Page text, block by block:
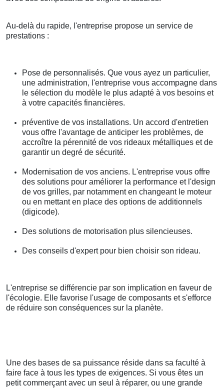
Au-delà du rapide, l'entreprise propose un service de
prestations :
Pose de personnalisés. Que vous ayez un particulier,
une administration, l'entreprise vous accompagne dans
le sélection du modèle le plus adapté à vos besoins et
à votre capacités financières.
préventive de vos installations. Un accord d'entretien
vous offre l'avantage de anticiper les problèmes, de
accroître la pérennité de vos rideaux métalliques et de
garantir un degré de sécurité.
Modernisation de vos anciens. L'entreprise vous offre
des solutions pour améliorer la performance et l'design
de vos grilles, par notamment en changeant le moteur
ou en mettant en place des options de additionnels
(digicode).
Des solutions de motorisation plus silencieuses.
Des conseils d'expert pour bien choisir son rideau.
L'entreprise se différencie par son implication en faveur de
l'écologie. Elle favorise l'usage de composants et s'efforce
de réduire son conséquences sur la planète.
Une des bases de sa puissance réside dans sa faculté à
faire face à tous les types de exigences. Si vous êtes un
petit commerçant avec un seul à réparer, ou une grande